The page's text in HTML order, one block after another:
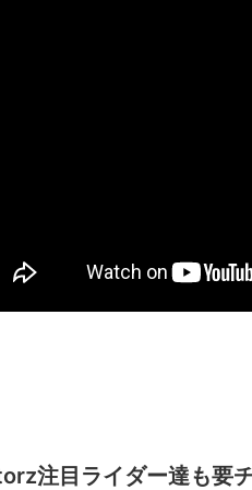
注目ライダー達も要